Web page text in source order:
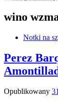
wino
Notki na
Perez
Opublikowany